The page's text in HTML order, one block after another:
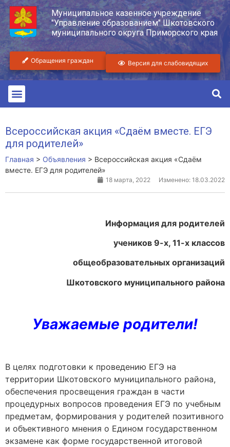
Муниципальное казенное учреждение
"Управление образованием" Шкотовского
муниципального округа Приморского края
Обращения граждан Версия для слабовидящих
Всероссийская акция «Сдаём вместе. ЕГЭ
для родителей»
Главная > Объявления > Всероссийская акция «Сдаём
вместе. ЕГЭ для родителей»
18 марта, 2022 Изменено: 18.03.2022
Информация для родителей
учеников 9-х, 11-х классов
общеобразовательных организаций
Шкотовского муниципального района
Уважаемые родители!
В целях подготовки к проведению ЕГЭ на
территории Шкотовского муниципального района,
обеспечения просвещения граждан в части
процедурных вопросов проведения ЕГЭ по учебным
предметам, формирования у родителей позитивного
и объективного мнения о Едином государственном
экзамене как форме государственной итоговой